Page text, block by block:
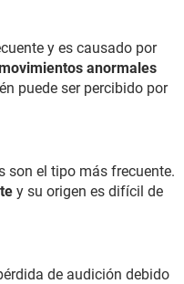
y es causado por
anormales
puede ser percibido por
son el tipo más frecuente.
y su origen es difícil de
de audición debido